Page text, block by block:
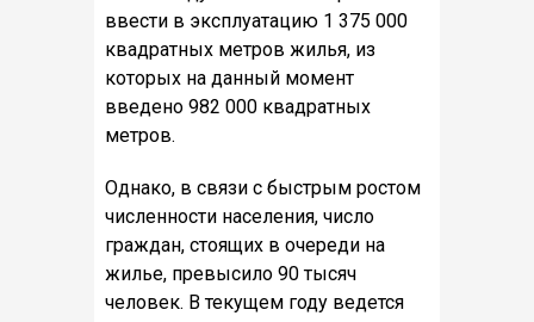
ввести в эксплуатацию 1 375 000
квадратных метров жилья, из
которых на данный момент
введено 982 000 квадратных
метров.
Однако, в связи с быстрым ростом
численности населения, число
граждан, стоящих в очереди на
жилье, превысило 90 тысяч
человек. В текущем году ведется